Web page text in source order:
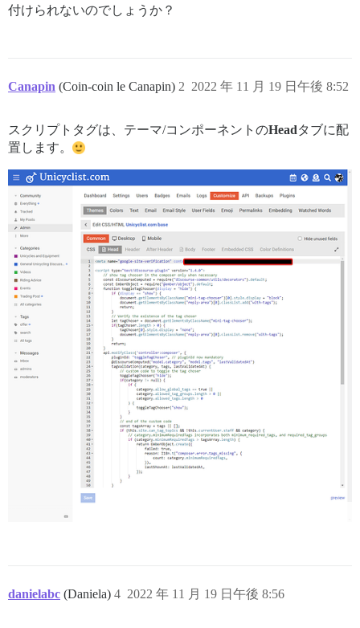
付けられないのでしょうか？
Canapin (Coin-coin le Canapin) 2022 年 11 月 19 日午後 8:52
2
スクリプトタグは、テーマ/コンポーネントのHeadタブに配
置します。
danielabc (Daniela) 2022 年 11 月 19 日午後 8:56
4